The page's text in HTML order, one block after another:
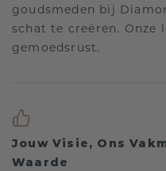
goudsmeden bij
schat te creëren. Onze
gemoedsrust.
Jouw Visie, Ons
Waarde